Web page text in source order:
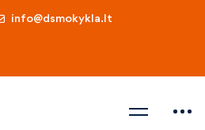
info@dsmokykla.lt